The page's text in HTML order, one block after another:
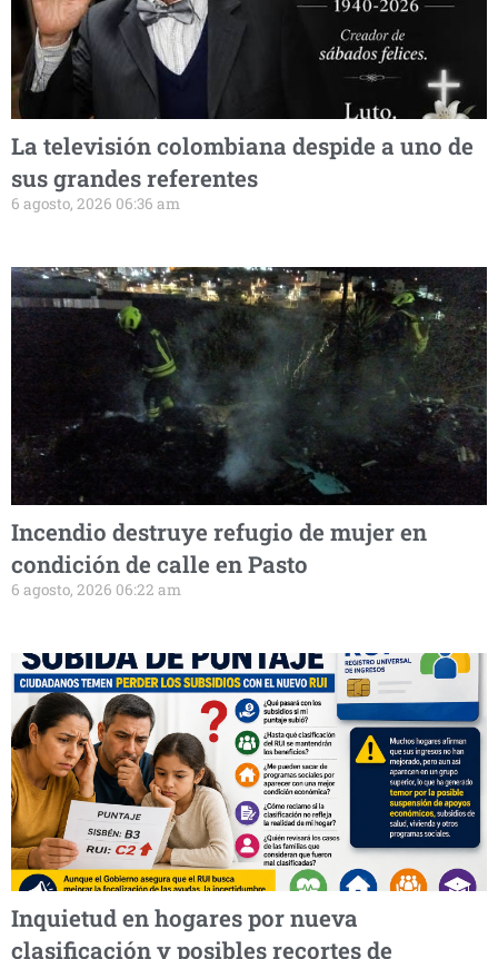
La televisión colombiana despide a uno de
sus grandes referentes
6 agosto, 2026 06:36 am
Incendio destruye refugio de mujer en
condición de calle en Pasto
6 agosto, 2026 06:22 am
Inquietud en hogares por nueva
clasificación y posibles recortes de